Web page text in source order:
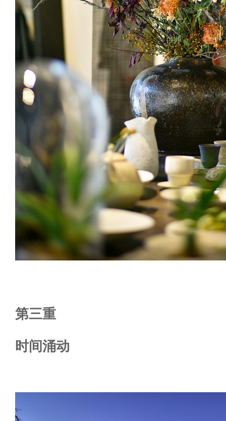
第三重
时间涌动